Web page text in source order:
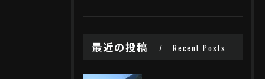
最近の投稿 Recent Posts